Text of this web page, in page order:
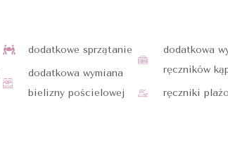
dodatkowe sprzątanie
dodatkowa wymiana
bielizny pościelowej
dodatkowa
ręczników
ręczniki